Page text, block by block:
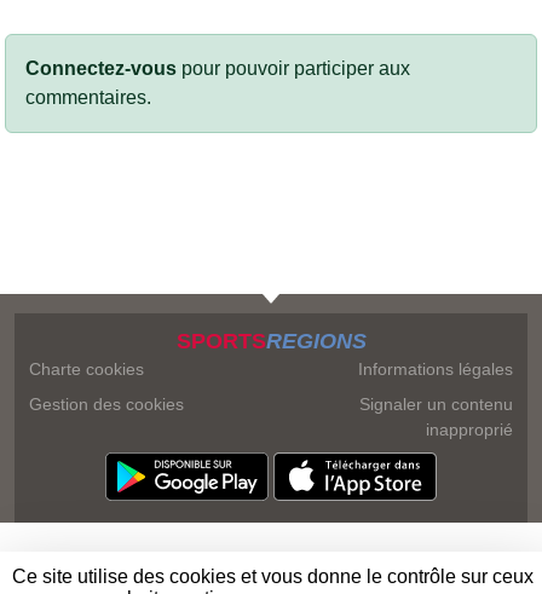
Connectez-vous pour pouvoir participer aux
commentaires.
SPORTSREGIONS
Charte cookies
Gestion des cookies
Informations légales
Signaler un contenu
inapproprié
Ce site utilise des cookies et vous donne le contrôle sur ceux